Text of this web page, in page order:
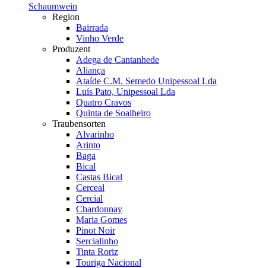
Schaumwein
Region
Bairrada
Vinho Verde
Produzent
Adega de Cantanhede
Aliança
Ataíde C.M. Semedo Unipessoal Lda
Luís Pato, Unipessoal Lda
Quatro Cravos
Quinta de Soalheiro
Traubensorten
Alvarinho
Arinto
Baga
Bical
Castas Bical
Cerceal
Cercial
Chardonnay
Maria Gomes
Pinot Noir
Sercialinho
Tinta Roriz
Touriga Nacional